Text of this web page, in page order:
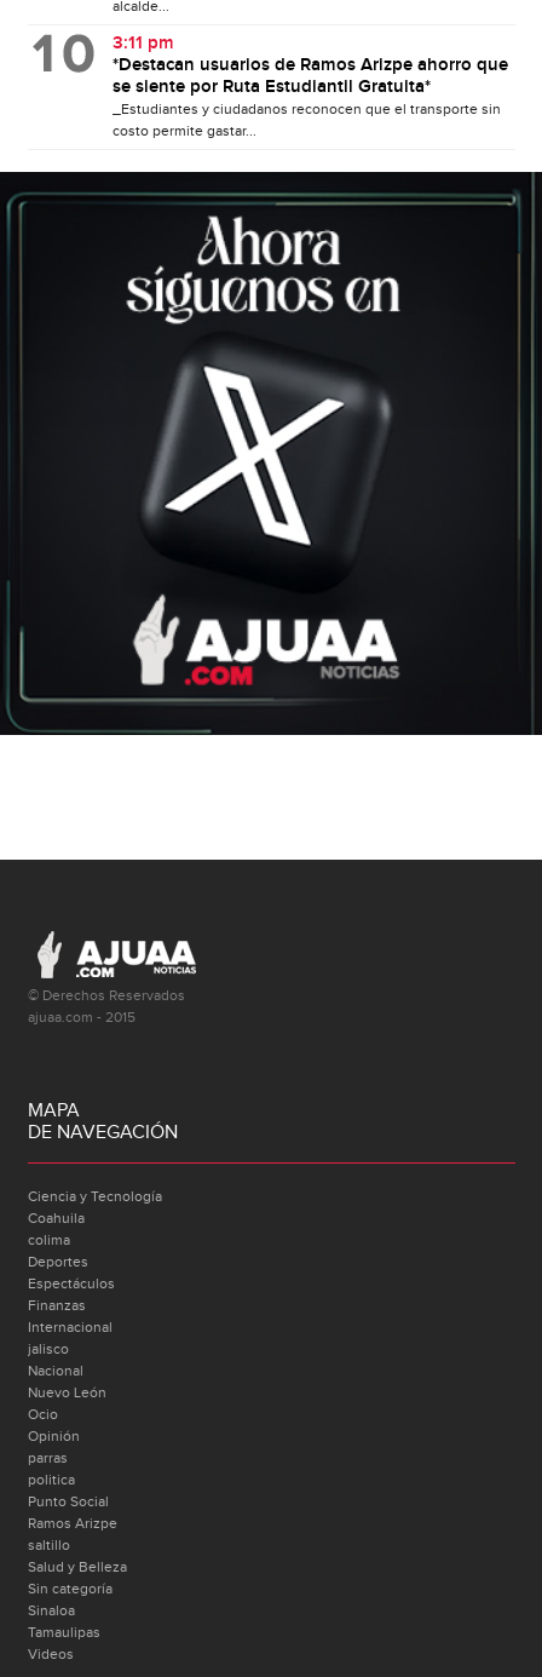
alcalde...
3:11 pm
*Destacan usuarios de Ramos Arizpe ahorro que
se siente por Ruta Estudiantil Gratuita*
_Estudiantes y ciudadanos reconocen que el transporte sin
costo permite gastar...
© Derechos Reservados
ajuaa.com - 2015
MAPA
DE NAVEGACIÓN
Ciencia y Tecnología
Coahuila
colima
Deportes
Espectáculos
Finanzas
Internacional
jalisco
Nacional
Nuevo León
Ocio
Opinión
parras
politica
Punto Social
Ramos Arizpe
saltillo
Salud y Belleza
Sin categoría
Sinaloa
Tamaulipas
Videos